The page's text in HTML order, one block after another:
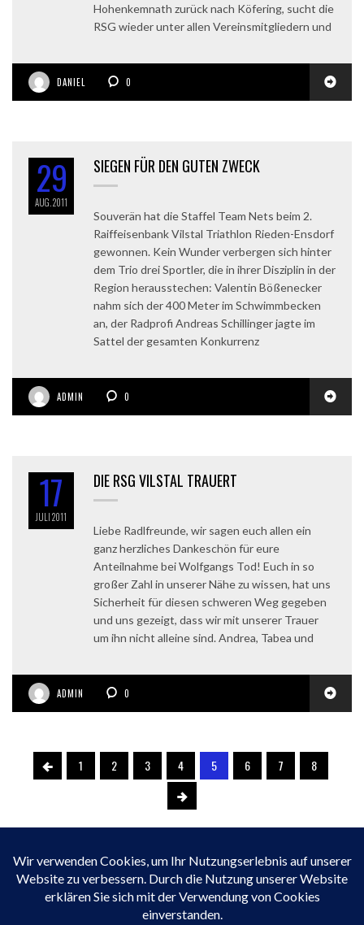
Hohenkemnath zurück nach Köfering, sucht die
RSG wieder unter allen Vereinsmitgliedern und
DANIEL 0
29
AUG.2011
SIEGEN FÜR DEN GUTEN ZWECK
Souverän hat die Staffel Team Nets beim 2.
Raiffeisenbank Vilstal Triathlon Rieden-Ensdorf
gewonnen. Kein Wunder verbergen sich hinter
dem Trio drei Sportler, die in ihrer Disziplin in der
Region herausstechen: Valentin Bößenecker
nahm sich der 400 Meter im Schwimmbecken
an, der Radprofi Andreas Schillinger jagte im
Sattel der gesamten Konkurrenz
ADMIN 0
17
JULI2011
DIE RSG VILSTAL TRAUERT
Liebe Radlfreunde, wir sagen euch allen ein
ganz herzliches Dankeschön für eure
Anteilnahme bei Wolfgangs Tod! Euch in so
großer Zahl in unserer Nähe zu wissen, hat uns
Sicherheit für diesen schweren Weg gegeben
und uns gezeigt, dass wir mit unserer Trauer
um ihn nicht alleine sind. Andrea, Tabea und
ADMIN 0
1 2 3 4 5 6 7 8